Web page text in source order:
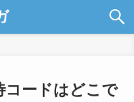
コードはどこで